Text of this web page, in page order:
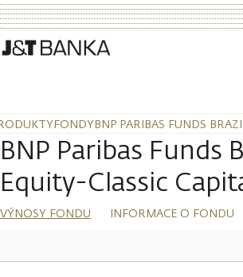
FONDYBNP PARIBAS FUNDS
BNP Paribas Funds
Equity-Classic
VÝNOSY FONDU INFORMACE O FONDU